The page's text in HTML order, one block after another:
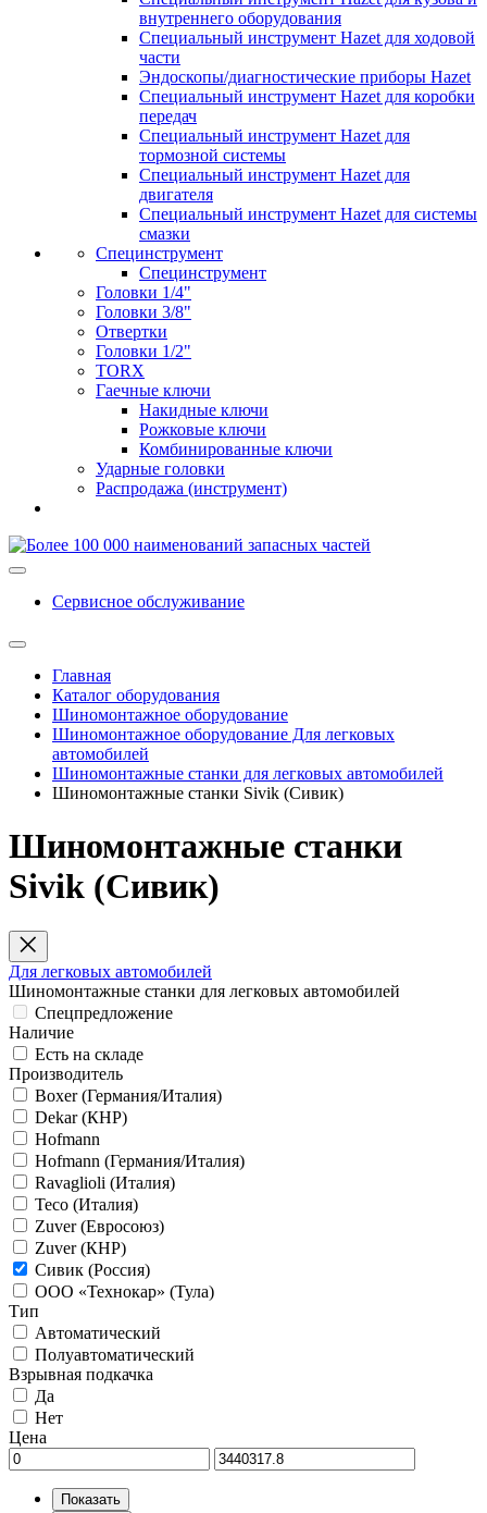
внутреннего оборудования
Специальный инструмент Hazet для ходовой
части
Эндоскопы/диагностические приборы Hazet
Специальный инструмент Hazet для коробки
передач
Специальный инструмент Hazet для
тормозной системы
Специальный инструмент Hazet для
двигателя
Специальный инструмент Hazet для системы
смазки
Специнструмент
Специнструмент
Головки 1/4"
Головки 3/8"
Отвертки
Головки 1/2"
TORX
Гаечные ключи
Накидные ключи
Рожковые ключи
Комбинированные ключи
Ударные головки
Распродажа (инструмент)
Сервисное обслуживание
Главная
Каталог оборудования
Шиномонтажное оборудование
Шиномонтажное оборудование Для легковых
автомобилей
Шиномонтажные станки для легковых автомобилей
Шиномонтажные станки Sivik (Сивик)
Шиномонтажные станки
Sivik (Сивик)
Для легковых автомобилей
Шиномонтажные станки для легковых автомобилей
Спецпредложение
Наличие
Есть на складе
Производитель
Boxer (Германия/Италия)
Dekar (КНР)
Hofmann
Hofmann (Германия/Италия)
Ravaglioli (Италия)
Teco (Италия)
Zuver (Евросоюз)
Zuver (КНР)
Сивик (Россия)
ООО «Технокар» (Тула)
Тип
Автоматический
Полуавтоматический
Взрывная подкачка
Да
Нет
Цена